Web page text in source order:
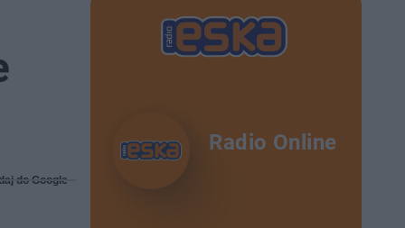
do Google
Radio Online